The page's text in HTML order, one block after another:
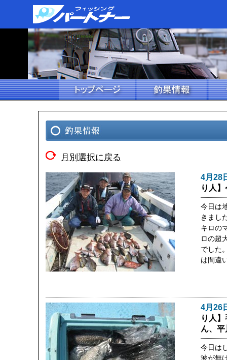
月別選択に戻る
4月28
り人
今日は
きまし
キロの
ロの超
でした
は間違
4月26
り人
ん、
今日は
波が無